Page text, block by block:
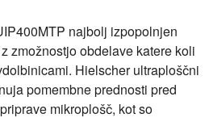
najbolj izpopolnjen
zmožnostjo obdelave katere koli
Hielscher ultraploščni
pomembne prednosti pred
mikroplošč, kot so